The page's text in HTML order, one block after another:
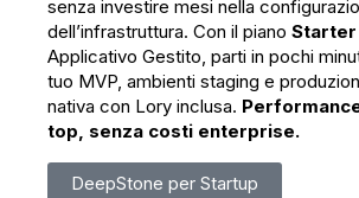
senza investire mesi nella
dell’infrastruttura. Con il piano Starter
Applicativo Gestito, parti in pochi
tuo MVP, ambienti staging e
nativa con Lory inclusa.
top, senza costi enterprise.
DeepStone per Startup